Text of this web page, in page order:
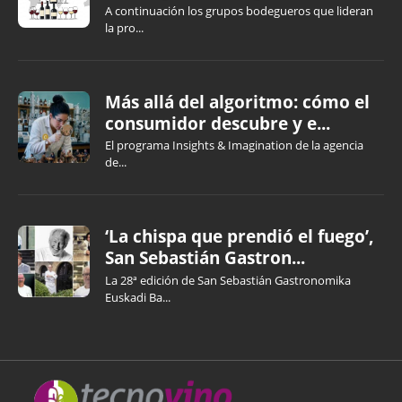
A continuación los grupos bodegueros que lideran
la pro...
Más allá del algoritmo: cómo el
consumidor descubre y e...
El programa Insights & Imagination de la agencia
de...
‘La chispa que prendió el fuego’,
San Sebastián Gastron...
La 28ª edición de San Sebastián Gastronomika
Euskadi Ba...